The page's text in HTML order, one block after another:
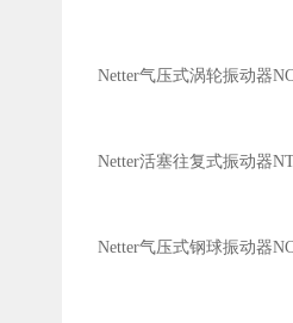
Netter气压式涡轮振动器
Netter活塞往复式振动器
Netter气压式钢球振动器